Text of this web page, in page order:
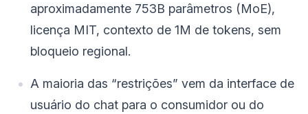
aproximadamente 753B parâmetros (MoE),
licença MIT, contexto de 1M de tokens, sem
bloqueio regional.
A maioria das “restrições” vem da interface de
usuário do chat para o consumidor ou do